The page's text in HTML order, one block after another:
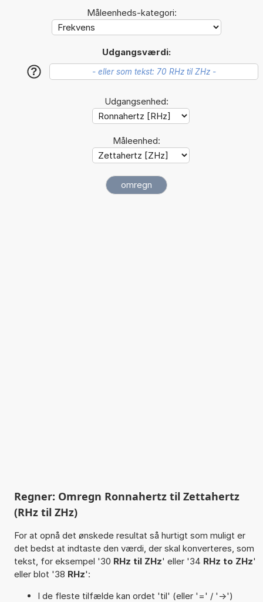
Måleenheds-kategori:
Udgangsværdi:
?
Udgangsenhed:
Måleenhed:
Regner: Omregn Ronnahertz til Zettahertz
(RHz til ZHz)
For at opnå det ønskede resultat så hurtigt som muligt er
det bedst at indtaste den værdi, der skal konverteres, som
tekst, for eksempel '30 RHz til ZHz' eller '34 RHz to ZHz'
eller blot '38 RHz':
I de fleste tilfælde kan ordet 'til' (eller '=' / '->')